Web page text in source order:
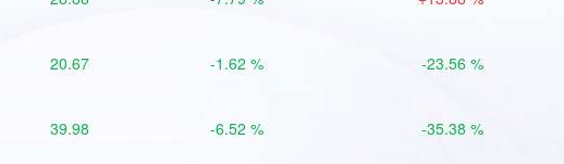
20.67 -1.62 % -23.56 %
39.98 -6.52 % -35.38 %